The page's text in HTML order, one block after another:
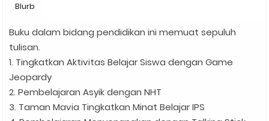
Blurb
Buku dalam bidang pendidikan ini memuat sepuluh
tulisan.
1. Tingkatkan Aktivitas Belajar Siswa dengan Game
Jeopardy
2. Pembelajaran Asyik dengan NHT
3. Taman Mavia Tingkatkan Minat Belajar IPS